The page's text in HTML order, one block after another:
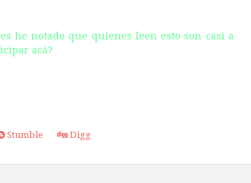
he notado que quienes leen esto son casi a
acá?
Stumble Digg